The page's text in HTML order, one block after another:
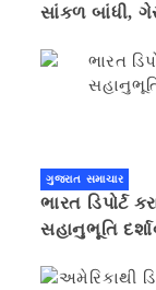
સાંકળ બાંધી,
ગુજરાત સમાચાર
ભારત ડિપોર્ટ
સહાનુભૂતિ